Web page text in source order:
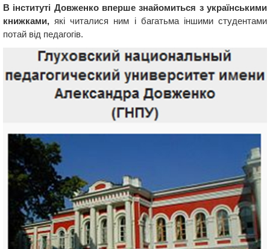
В інституті Довженко вперше знайомиться з українськими
книжками, які читалися ним і багатьма іншими студентами
потай від педагогів.